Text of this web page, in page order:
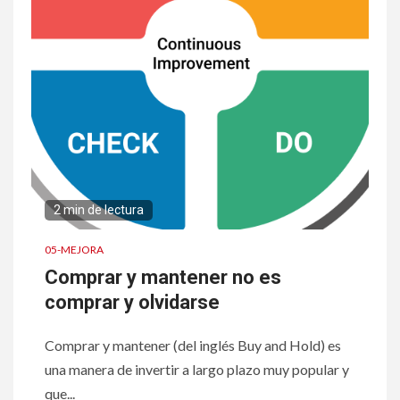
2 min de lectura
05-MEJORA
Comprar y mantener no es
comprar y olvidarse
Comprar y mantener (del inglés Buy and Hold) es
una manera de invertir a largo plazo muy popular y
que...